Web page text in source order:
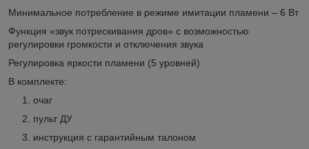
Минимальное потребление в режиме имитации пламени – 6 Вт
Функция «звук потрескивания дров» с возможностью
регулировки громкости и отключения звука
Регулировка яркости пламени (5 уровней)
В комплекте:
очаг
пульт ДУ
инструкция с гарантийным талоном